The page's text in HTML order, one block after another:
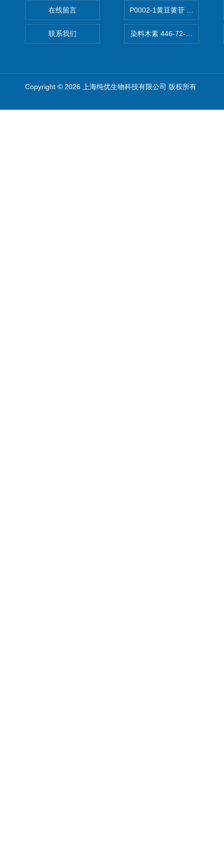
在线留言
联系我们
P0002-1黄豆黄苷 40246-10-
染料木素 446-72-0
Copyright © 2026 上海纯优生物科技有限公司 版权所有